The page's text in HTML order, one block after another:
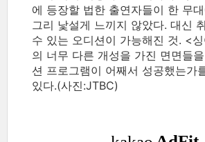
에 등장할 법한 출연자들이 한 무
그리 낯설게 느끼지 않았다. 대신
수 있는 오디션이 가능해진 것. <
의 너무 다른 개성을 가진 면면들
션 프로그램이 어째서 성공했는가
있다.(사진:JTBC)